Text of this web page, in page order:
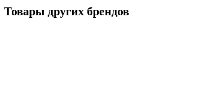
Товары других брендов